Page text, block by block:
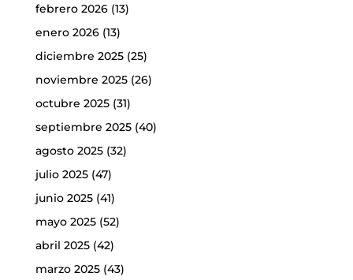
febrero 2026(13)
enero 2026(13)
diciembre 2025(25)
noviembre 2025(26)
octubre 2025(31)
septiembre 2025(40)
agosto 2025(32)
julio 2025(47)
junio 2025(41)
mayo 2025(52)
abril 2025(42)
marzo 2025(43)